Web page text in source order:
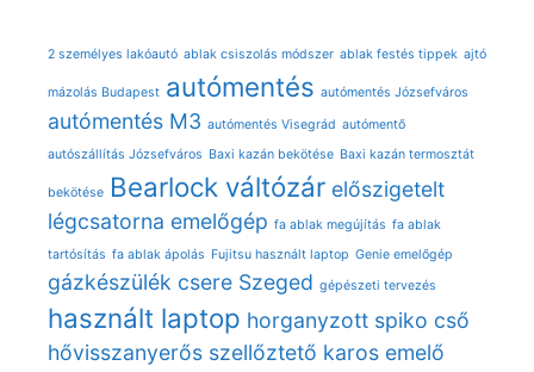
2 személyes lakóautó ablak csiszolás módszer ablak festés tippek ajtó
mázolás Budapest autómentés autómentés Józsefváros
autómentés M3 autómentés Visegrád autómentő
autószállítás Józsefváros Baxi kazán bekötése Baxi kazán termosztát
bekötése Bearlock váltózár előszigetelt
légcsatorna emelőgép fa ablak megújítás fa ablak
tartósítás fa ablak ápolás Fujitsu használt laptop Genie emelőgép
gázkészülék csere Szeged gépészeti tervezés
használt laptop horganyzott spiko cső
hővisszanyerős szellőztető karos emelő